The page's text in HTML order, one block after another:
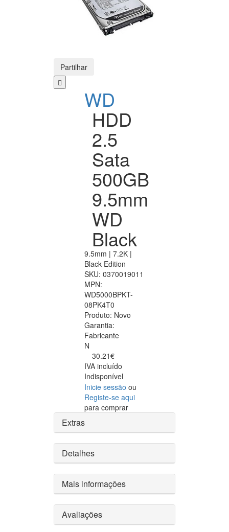
Partilhar
WD
HDD
2.5
Sata
500GB
9.5mm
WD
Black
9.5mm | 7.2K |
Black Edition
SKU: 0370019011
MPN:
WD5000BPKT-
08PK4T0
Produto: Novo
Garantia:
Fabricante
N
30.21€
IVA incluído
Indisponível
Inicie sessão ou
Registe-se aqui
para comprar
Extras
Detalhes
Mais informações
Avaliações